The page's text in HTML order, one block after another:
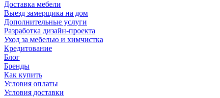
Доставка мебели
Выезд замерщика на дом
Дополнительные услуги
Разработка дизайн-проекта
Уход за мебелью и химчистка
Кредитование
Блог
Бренды
Как купить
Условия оплаты
Условия доставки